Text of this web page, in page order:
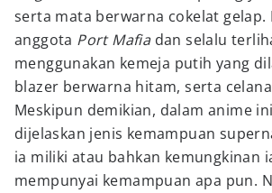
serta mata berwarna cokelat gelap.
anggota Port Mafia dan selalu
menggunakan kemeja putih yang
blazer berwarna hitam, serta
Meskipun demikian, dalam anime
dijelaskan jenis kemampuan
ia miliki atau bahkan kemungkinan
mempunyai kemampuan apa pun.